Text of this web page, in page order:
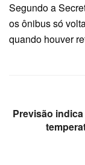
Segundo a
os ônibus só
quando houver
Previsão